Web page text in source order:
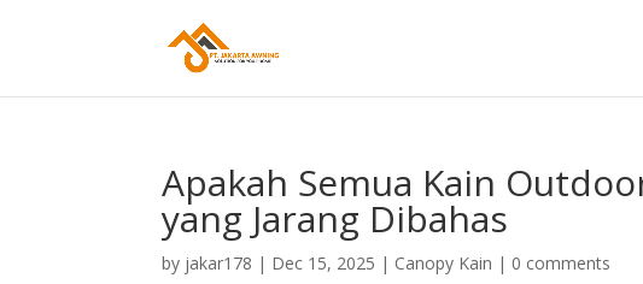
Apakah Semua Kain
yang Jarang Dibahas
by jakar178 | Dec 15, 2025 | Canopy Kain | 0 comments